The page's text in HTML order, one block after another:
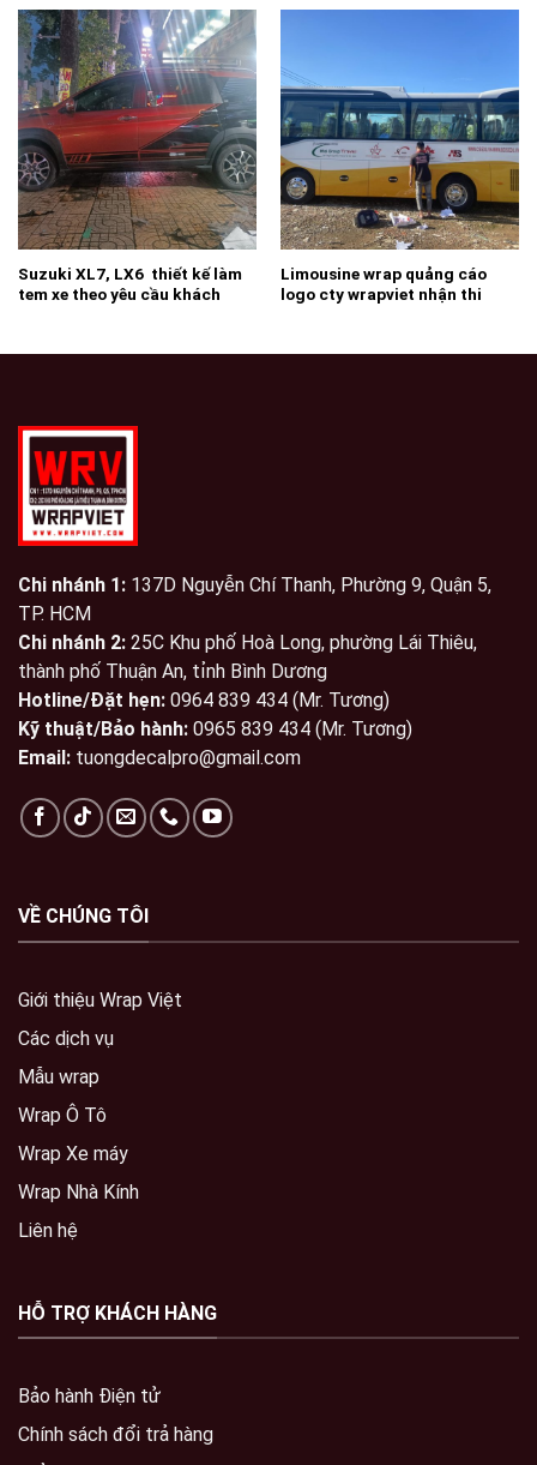
Suzuki XL7, LX6 thiết kế làm
tem xe theo yêu cầu khách
Limousine wrap quảng cáo
logo cty wrapviet nhận thi
Chi nhánh 1: 137D Nguyễn Chí Thanh, Phường 9, Quận 5,
TP. HCM
Chi nhánh 2: 25C Khu phố Hoà Long, phường Lái Thiêu,
thành phố Thuận An, tỉnh Bình Dương
Hotline/Đặt hẹn: 0964 839 434 (Mr. Tương)
Kỹ thuật/Bảo hành: 0965 839 434 (Mr. Tương)
Email: tuongdecalpro@gmail.com
VỀ CHÚNG TÔI
Giới thiệu Wrap Việt
Các dịch vụ
Mẫu wrap
Wrap Ô Tô
Wrap Xe máy
Wrap Nhà Kính
Liên hệ
HỖ TRỢ KHÁCH HÀNG
Bảo hành Điện tử
Chính sách đổi trả hàng